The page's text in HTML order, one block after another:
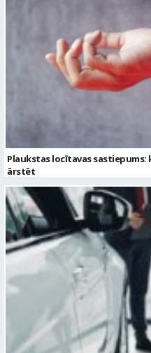
Plaukstas locītavas
Kāpēc divus trīs gadus veci